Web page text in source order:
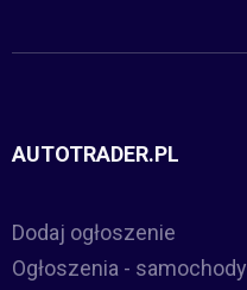
AUTOTRADER.PL
Dodaj ogłoszenie
Ogłoszenia - samochody